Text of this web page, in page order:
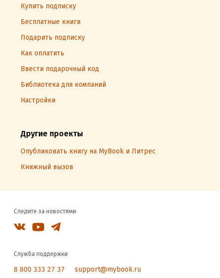
Купить подписку
Бесплатные книги
Подарить подписку
Как оплатить
Ввести подарочный код
Библиотека для компаний
Настройки
Другие проекты
Опубликовать книгу на MyBook и Литрес
Книжный вызов
Следите за новостями
Служба поддержки
8 800 333 27 37 support@mybook.ru